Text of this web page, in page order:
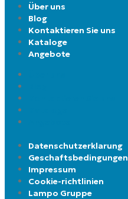
Über uns
Blog
Kontaktieren Sie uns
Kataloge
Angebote
Datenschutzerklarung
Geschaftsbedingungen
Impressum
Cookie-richtlinien
Lampo Gruppe